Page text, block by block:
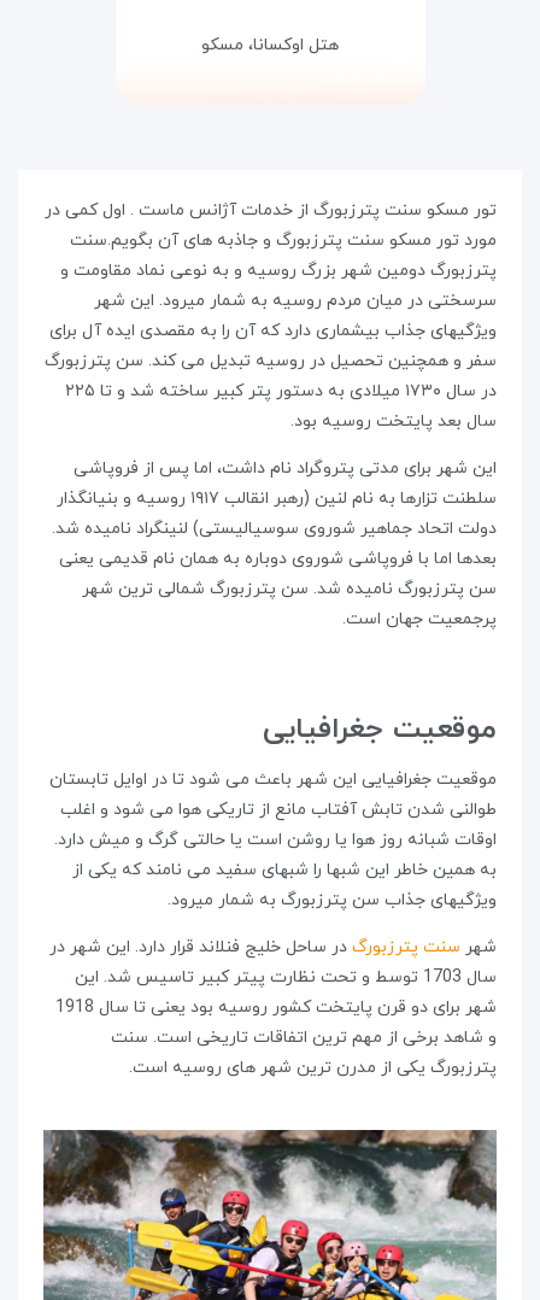
هتل اوکسانا، مسکو
تور مسکو سنت پترزبورگ از خدمات آژانس ماست . اول کمی در
مورد تور مسکو سنت پترزبورگ و جاذبه های آن بگویم.سنت
پترزبورگ دومین شهر بزرگ روسیه و به نوعی نماد مقاومت و
سرسختی در میان مردم روسیه به شمار میرود. این شهر
ویژگیهای جذاب بیشماری دارد که آن را به مقصدی ایده آل برای
سفر و همچنین تحصیل در روسیه تبدیل می کند. سن پترزبورگ
در سال ۱۷۳۰ میلادی به دستور پتر کبیر ساخته شد و تا ۲۲۵
سال بعد پایتخت روسیه بود.
این شهر برای مدتی پتروگراد نام داشت، اما پس از فروپاشی
سلطنت تزارها به نام لنین (رهبر انقالب ۱۹۱۷ روسیه و بنیانگذار
دولت اتحاد جماهیر شوروی سوسیالیستی) لنینگراد نامیده شد.
بعدها اما با فروپاشی شوروی دوباره به همان نام قدیمی یعنی
سن پترزبورگ نامیده شد. سن پترزبورگ شمالی ترین شهر
پرجمعیت جهان است.
موقعیت جغرافیایی
موقعیت جغرافیایی این شهر باعث می شود تا در اوایل تابستان
طوالنی شدن تابش آفتاب مانع از تاریکی هوا می شود و اغلب
اوقات شبانه روز هوا یا روشن است یا حالتی گرگ و میش دارد.
به همین خاطر این شبها را شبهای سفید می نامند که یکی از
ویژگیهای جذاب سن پترزبورگ به شمار میرود.
شهر سنت پترزبورگ در ساحل خلیج فنلاند قرار دارد. این شهر در
سال 1703 توسط و تحت نظارت پیتر کبیر تاسیس شد. این
شهر برای دو قرن پایتخت کشور روسیه بود یعنی تا سال 1918
و شاهد برخی از مهم ترین اتفاقات تاریخی است. سنت
پترزبورگ یکی از مدرن ترین شهر های روسیه است.